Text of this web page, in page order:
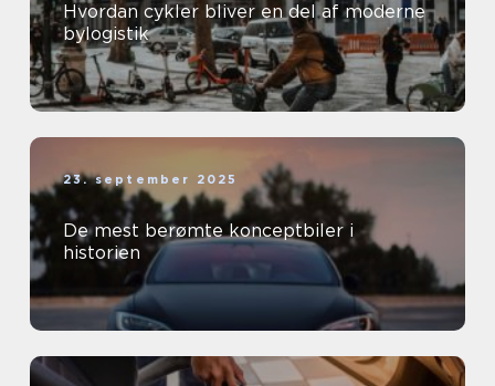
Hvordan cykler bliver en del af moderne
bylogistik
23. september 2025
De mest berømte konceptbiler i
historien